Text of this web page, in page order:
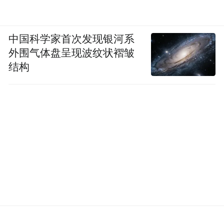
中国科学家首次发现银河系
外围气体盘呈现波纹状褶皱
结构